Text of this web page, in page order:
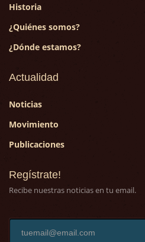
Historia
¿Quiénes somos?
¿Dónde estamos?
Actualidad
Noticias
Movimiento
Publicaciones
Regístrate!
Recibe nuestras noticias en tu email.